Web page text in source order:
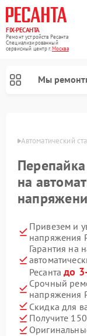
FIX-РЕСАНТА
Ремонт устройств Ресанта
Специализированный
cервисный центр г.Москва
Мы
Автоматический
на
Привезем и
напряжения
Гарантия на
Ресантадо
Срочный
напряжения
Скидка для
Получите